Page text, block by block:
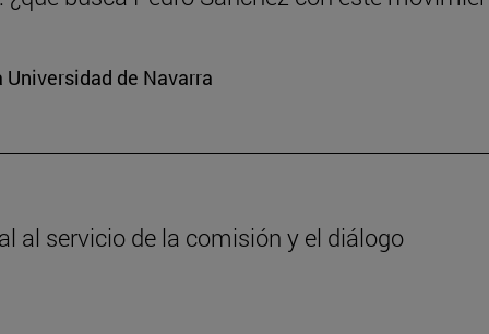
de Navarra
al servicio de la comisión y el diálogo